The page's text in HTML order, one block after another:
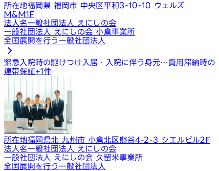
所在地福岡県 福岡市 中央区平和3-10-10 ウェルズ
M&M1F
法人名一般社団法人 えにしの会
一般社団法人 えにしの会 小倉事業所
全国展開を行う一般社団法人
緊急入院時の駆けつけ 入居・入院に伴う身元…費用滞納時の
連帯保証+1件
所在地福岡県北 九州市 小倉北区熊谷4-2-3 シエルビル2F
法人名一般社団法人 えにしの会
一般社団法人 えにしの会 久留米事業所
全国展開を行う一般社団法人